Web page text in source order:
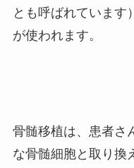
とも呼ばれています
が使われます。
骨髄移植は、患者さ
な骨髄細胞と取り換